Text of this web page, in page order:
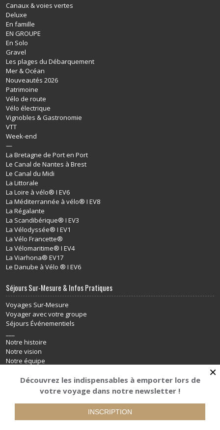
Canaux & voies vertes
Deluxe
En famille
EN GROUPE
En Solo
Gravel
Les plages du Débarquement
Mer & Océan
Nouveautés 2026
Patrimoine
Vélo de route
Vélo électrique
Vignobles & Gastronomie
VTT
Week-end
—
La Bretagne de Port en Port
Le Canal de Nantes à Brest
Le Canal du Midi
La Littorale
La Loire à vélo® I EV6
La Méditerrannée à vélo® I EV8
La Régalante
La Scandibérique® I EV3
La Vélodyssée® I EV1
La Vélo Francette®
La Vélomaritime® I EV4
La Viarhona® EV17
Le Danube à Vélo ® I EV6
Séjours Sur-Mesure & Infos Pratiques
Voyages Sur-Mesure
Voyager avec votre groupe
Séjours Événementiels
Notre histoire
Notre vision
Notre équipe
L’accueil personnalisé de votre séjour
Nos services réceptifs
Voyager à vélo électrique
Voyager sur le réseau EuroVelo
Découvrez les indispensables à emporter lors de
votre voyage dans notre newsletter !
INSCRIPTION
×